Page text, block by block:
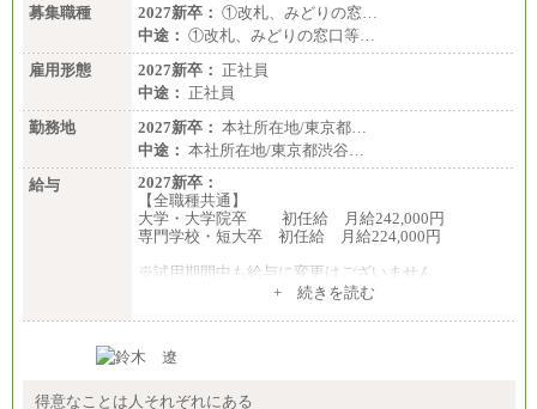
募集職種
2027新卒： ①改札、みどりの窓…
中途： ①改札、みどりの窓口等…
雇用形態
2027新卒： 正社員
中途： 正社員
勤務地
2027新卒： 本社所在地/東京都…
中途： 本社所在地/東京都渋谷…
給与
2027新卒：
【全職種共通】
大学・大学院卒 初任給 月給242,000円
専門学校・短大卒 初任給 月給224,000円
※試用期間中も給与に変更はございません
大学・大学院卒 初任給 月給242,000円
最終学歴に応じ、上記新卒給与（高卒の場合は、月
して算定した調整手当を加算した額
+ 続きを読む
得意なことは人それぞれにある